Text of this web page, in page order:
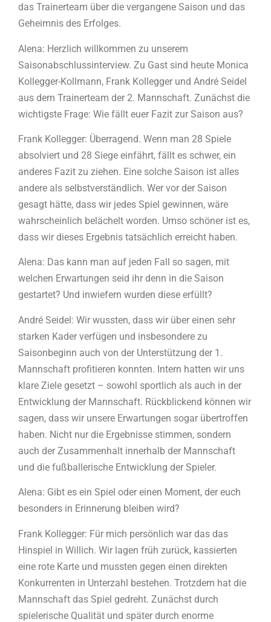
das Trainerteam über die vergangene Saison und das
Geheimnis des Erfolges.
Alena: Herzlich willkommen zu unserem
Saisonabschlussinterview. Zu Gast sind heute Monica
Kollegger-Kollmann, Frank Kollegger und André Seidel
aus dem Trainerteam der 2. Mannschaft. Zunächst die
wichtigste Frage: Wie fällt euer Fazit zur Saison aus?
Frank Kollegger: Überragend. Wenn man 28 Spiele
absolviert und 28 Siege einfährt, fällt es schwer, ein
anderes Fazit zu ziehen. Eine solche Saison ist alles
andere als selbstverständlich. Wer vor der Saison
gesagt hätte, dass wir jedes Spiel gewinnen, wäre
wahrscheinlich belächelt worden. Umso schöner ist es,
dass wir dieses Ergebnis tatsächlich erreicht haben.
Alena: Das kann man auf jeden Fall so sagen, mit
welchen Erwartungen seid ihr denn in die Saison
gestartet? Und inwiefern wurden diese erfüllt?
André Seidel: Wir wussten, dass wir über einen sehr
starken Kader verfügen und insbesondere zu
Saisonbeginn auch von der Unterstützung der 1.
Mannschaft profitieren konnten. Intern hatten wir uns
klare Ziele gesetzt – sowohl sportlich als auch in der
Entwicklung der Mannschaft. Rückblickend können wir
sagen, dass wir unsere Erwartungen sogar übertroffen
haben. Nicht nur die Ergebnisse stimmen, sondern
auch der Zusammenhalt innerhalb der Mannschaft
und die fußballerische Entwicklung der Spieler.
Alena: Gibt es ein Spiel oder einen Moment, der euch
besonders in Erinnerung bleiben wird?
Frank Kollegger: Für mich persönlich war das das
Hinspiel in Willich. Wir lagen früh zurück, kassierten
eine rote Karte und mussten gegen einen direkten
Konkurrenten in Unterzahl bestehen. Trotzdem hat die
Mannschaft das Spiel gedreht. Zunächst durch
spielerische Qualität und später durch enorme